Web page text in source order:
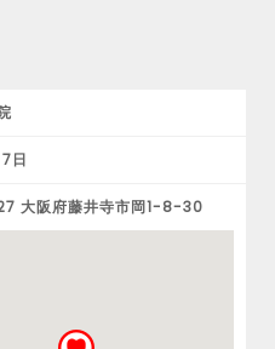
日
大阪府藤井寺市岡1-8-30